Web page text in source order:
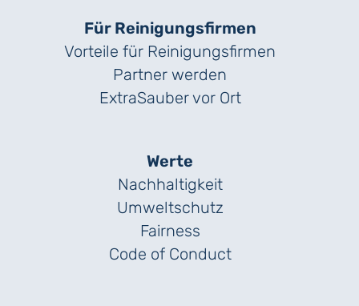
Für Reinigungs­firmen
Vorteile für Reinigungs­firmen
Partner werden
ExtraSauber vor Ort
Werte
Nachhaltigkeit
Umweltschutz
Fairness
Code of Conduct